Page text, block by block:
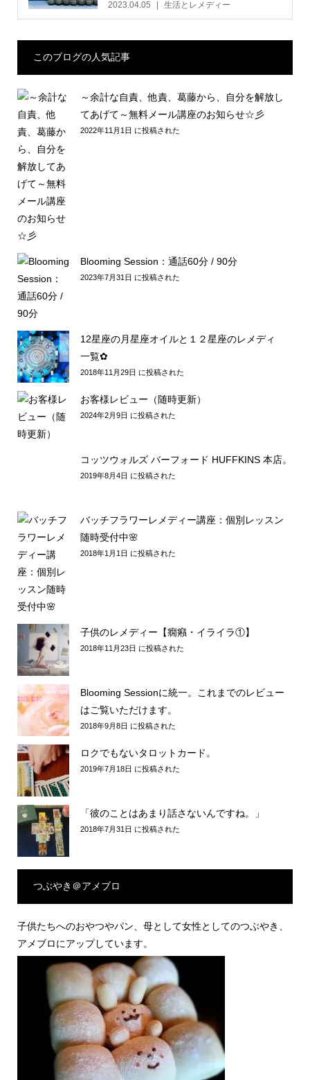
2023.04.05 生活とレメディー
このブログの人気記事
～余計な自責、他責、葛藤から、自分を解放し
てあげて～無料メール講座のお知らせ☆彡
2022年11月1日 に投稿された
Blooming Session：通話60分 / 90分
2023年7月31日 に投稿された
12星座の月星座オイルと１２星座のレメディ
一覧✿
2018年11月29日 に投稿された
お客様レビュー（随時更新）
2024年2月9日 に投稿された
コッツウォルズ バーフォード HUFFKINS 本店。
2019年8月4日 に投稿された
バッチフラワーレメディー講座：個別レッスン
Blooming Sessionに統一。これまでのレビュー
2018年9月8日 に投稿された
つぶやき＠アメブロ
子供たちへのおやつやパン、母として女性としてのつぶやき、
アメブロにアップしています。